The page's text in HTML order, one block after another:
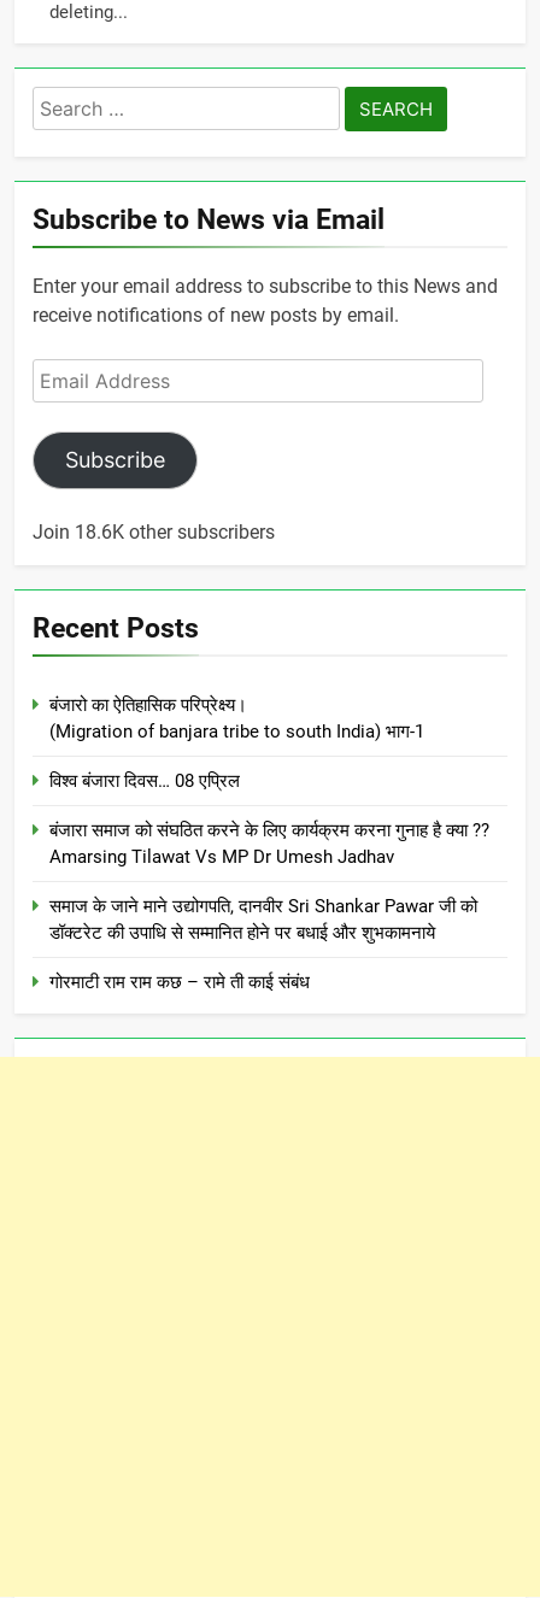
deleting...
Search
for:
Subscribe to News via Email
Enter your email address to subscribe to this News and
receive notifications of new posts by email.
Email
Address
Subscribe
Join 18.6K other subscribers
Recent Posts
बंजारो का ऐतिहासिक परिप्रेक्ष्य।
(Migration of banjara tribe to south India) भाग-1
विश्व बंजारा दिवस… 08 एप्रिल
बंजारा समाज को संघठित करने के लिए कार्यक्रम करना गुनाह है क्या ??
Amarsing Tilawat Vs MP Dr Umesh Jadhav
समाज के जाने माने उद्योगपति, दानवीर Sri Shankar Pawar जी को
डॉक्टरेट की उपाधि से सम्मानित होने पर बधाई और शुभकामनाये
गोरमाटी राम राम कछ – रामे ती काई संबंध